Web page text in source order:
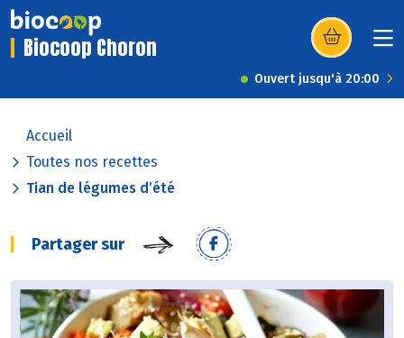
Biocoop Choron (s’ouvre dans
Ouvert jusqu'à 20:00
Accueil
Toutes nos recettes
Tian de légumes d’été
Partager sur